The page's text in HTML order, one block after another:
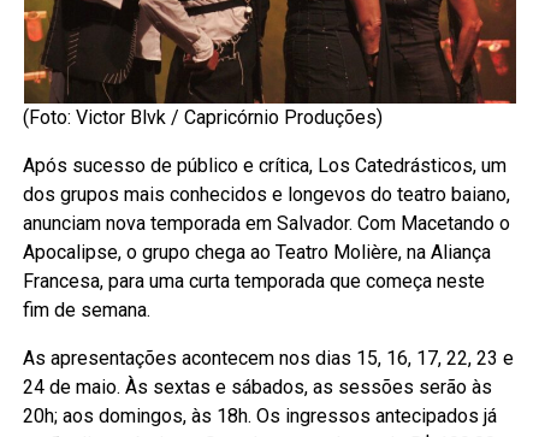
(Foto: Victor Blvk / Capricórnio Produções)
Após sucesso de público e crítica, Los Catedrásticos, um
dos grupos mais conhecidos e longevos do teatro baiano,
anunciam nova temporada em Salvador. Com Macetando o
Apocalipse, o grupo chega ao Teatro Molière, na Aliança
Francesa, para uma curta temporada que começa neste
fim de semana.
As apresentações acontecem nos dias 15, 16, 17, 22, 23 e
24 de maio. Às sextas e sábados, as sessões serão às
20h; aos domingos, às 18h. Os ingressos antecipados já